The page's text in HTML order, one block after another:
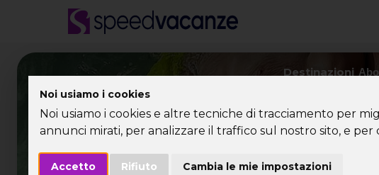
Noi usiamo i cookies
Noi usiamo i cookies e altre tecniche di tracciamento per
annunci mirati, per analizzare il traffico sul nostro sito, e per
Accetto Rifiuto Cambia le mie impostazioni
Destinazioni